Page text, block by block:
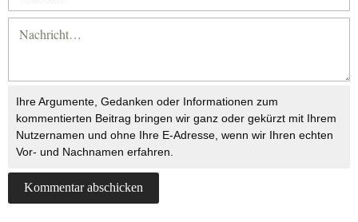
Ihre Argumente, Gedanken oder Informationen zum
kommentierten Beitrag bringen wir ganz oder gekürzt mit Ihrem
Nutzernamen und ohne Ihre E-Adresse, wenn wir Ihren echten
Vor- und Nachnamen erfahren.